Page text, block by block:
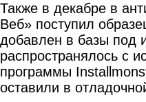
Также в декабре в
Веб» поступил
добавлен в базы под
распространялось с
программы
оставили в